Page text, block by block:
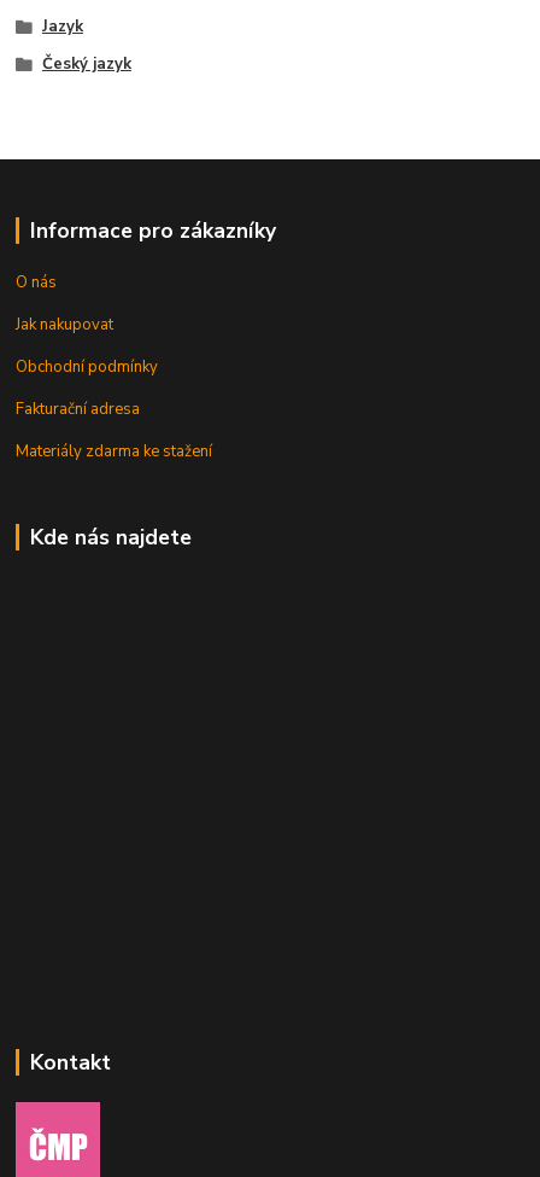
Jazyk
Český jazyk
Informace pro zákazníky
O nás
Jak nakupovat
Obchodní podmínky
Fakturační adresa
Materiály zdarma ke stažení
Kde nás najdete
Kontakt